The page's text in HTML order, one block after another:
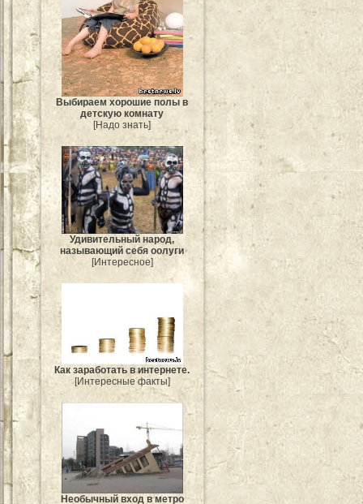
Выбираем хорошие полы в
детскую комнату
[Надо знать]
Удивительный народ,
называющий себя оолуги
[Интересное]
Как заработать в интернете.
[Интересные факты]
Необычный вход в метро